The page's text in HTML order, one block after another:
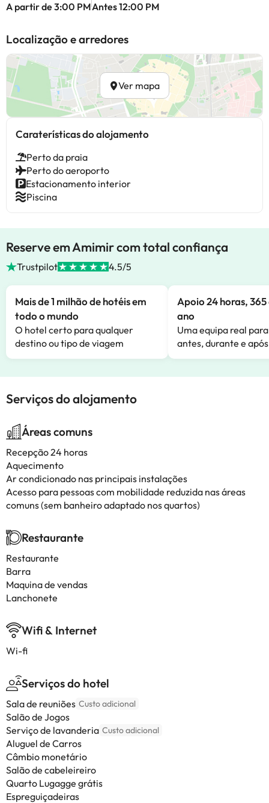
A partir de 3:00 PMAntes 12:00 PM
Localização e arredores
Ver mapa
Caraterísticas do alojamento
Perto da praia
Perto do aeroporto
Estacionamento interior
Piscina
Reserve em Amimir com total confiança
Trustpilot 4.5/5
Mais de 1 milhão de hotéis em
todo o mundo
O hotel certo para qualquer
destino ou tipo de viagem
Apoio 24 horas,
ano
Uma equipa real
antes, durante e
Serviços do alojamento
Áreas comuns
Recepção 24 horas
Aquecimento
Ar condicionado nas principais instalações
Acesso para pessoas com mobilidade reduzida nas áreas
comuns (sem banheiro adaptado nos quartos)
Restaurante
Restaurante
Barra
Maquina de vendas
Lanchonete
Wifi & Internet
Wi-fi
Serviços do hotel
Sala de reuniões Custo adicional
Salão de Jogos
Serviço de lavanderia Custo adicional
Aluguel de Carros
Câmbio monetário
Salão de cabeleireiro
Quarto Lugagge grátis
Espreguiçadeiras